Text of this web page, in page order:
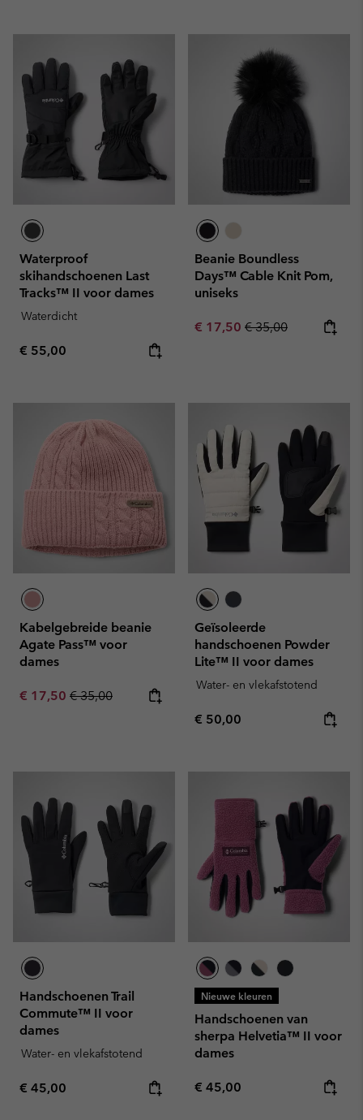
Waterproof
skihandschoenen Last
Tracks™ II voor dames
Waterdicht
Regular price:
€ 55,00
Beanie Boundless
Days™ Cable Knit Pom,
uniseks
Sale price:
€ 17,50 Regular price:
€ 35,00
Kabelgebreide beanie
Agate Pass™ voor
dames
Sale price:
€ 17,50 Regular price:
€ 35,00
Geïsoleerde
handschoenen Powder
Lite™ II voor dames
Water- en vlekafstotend
Regular price:
€ 50,00
Handschoenen Trail
Commute™ II voor
dames
Water- en vlekafstotend
Regular price:
€ 45,00
Nieuwe kleuren
Handschoenen van
sherpa Helvetia™ II voor
dames
Regular price:
€ 45,00